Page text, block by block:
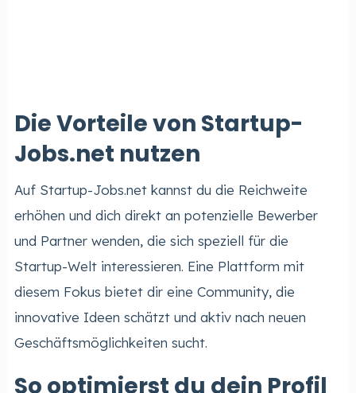
Die Vorteile von Startup-
Jobs.net nutzen
Auf Startup-Jobs.net kannst du die Reichweite
erhöhen und dich direkt an potenzielle Bewerber
und Partner wenden, die sich speziell für die
Startup-Welt interessieren. Eine Plattform mit
diesem Fokus bietet dir eine Community, die
innovative Ideen schätzt und aktiv nach neuen
Geschäftsmöglichkeiten sucht.
So optimierst du dein Profil